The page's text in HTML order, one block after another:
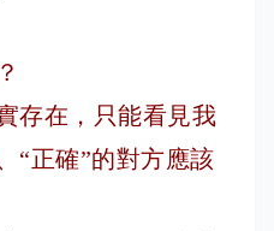
存在，只能看見我
“正確”的對方應該